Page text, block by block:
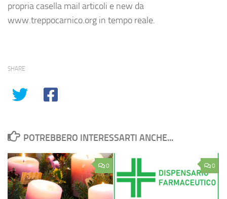
propria casella mail articoli e new da
www.treppocarnico.org in tempo reale.
SHARE
POTREBBERO INTERESSARTI ANCHE...
0 0